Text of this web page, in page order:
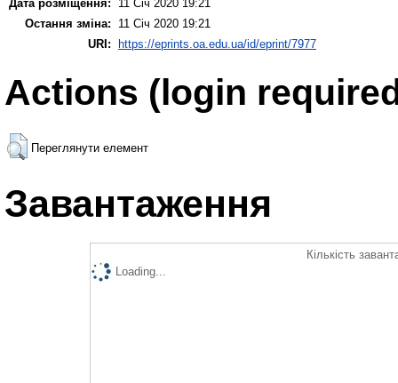
Дата розміщення:
11 Січ 2020 19:21
Остання зміна:
11 Січ 2020 19:21
URI: https://eprints.oa.edu.ua/id/eprint/7977
Actions (login
Переглянути елемент
Завантаження
Кількість
Loading...